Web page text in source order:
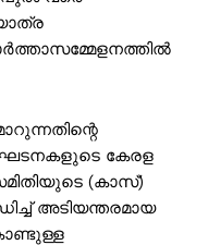
കേരള
(കാസ്)
അടിയന്തരമായ